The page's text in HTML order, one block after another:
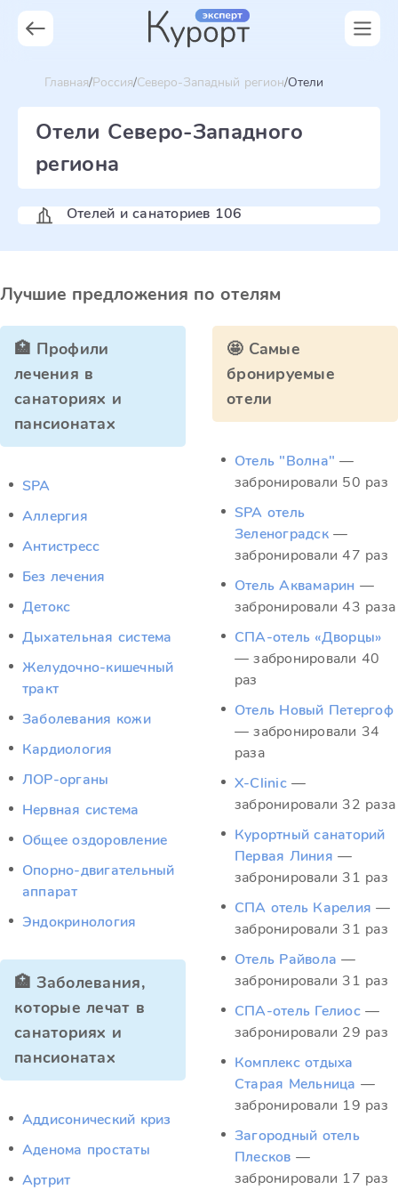
Главная Россия Северо-Западный регион Отели
Отели Северо-Западного
региона
Отелей и санаториев 106
Лучшие предложения по отелям
🏥 Профили
лечения в
санаториях и
пансионатах
SPA
Аллергия
Антистресс
Без лечения
Детокс
Дыхательная система
Желудочно-кишечный
тракт
Заболевания кожи
Кардиология
ЛОР-органы
Нервная система
Общее оздоровление
Опорно-двигательный
аппарат
Эндокринология
🏥 Заболевания,
которые лечат в
санаториях и
пансионатах
Аддисонический криз
Аденома простаты
Артрит
🤩 Самые
бронируемые
отели
Отель "Волна" —
забронировали 50 раз
SPA отель
Зеленоградск —
забронировали 47 раз
Отель Аквамарин —
забронировали 43 раза
СПА-отель «Дворцы»
— забронировали 40
раз
Отель Новый Петергоф
— забронировали 34
раза
X-Clinic —
забронировали 32 раза
Курортный санаторий
Первая Линия —
забронировали 31 раз
СПА отель Карелия —
забронировали 31 раз
Отель Райвола —
забронировали 31 раз
СПА-отель Гелиос —
забронировали 29 раз
Комплекс отдыха
Старая Мельница —
забронировали 19 раз
Загородный отель
Плесков —
забронировали 17 раз